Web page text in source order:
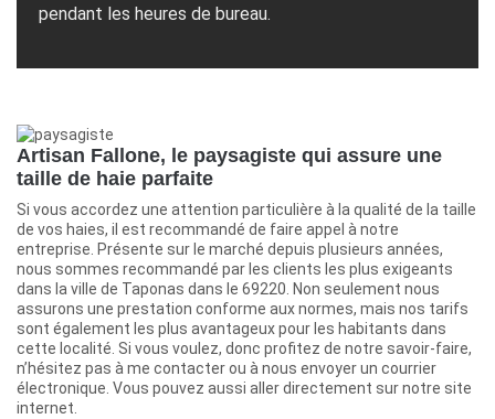
pendant les heures de bureau.
Artisan Fallone, le paysagiste qui assure une
taille de haie parfaite
Si vous accordez une attention particulière à la qualité de la taille
de vos haies, il est recommandé de faire appel à notre
entreprise. Présente sur le marché depuis plusieurs années,
nous sommes recommandé par les clients les plus exigeants
dans la ville de Taponas dans le 69220. Non seulement nous
assurons une prestation conforme aux normes, mais nos tarifs
sont également les plus avantageux pour les habitants dans
cette localité. Si vous voulez, donc profitez de notre savoir-faire,
n’hésitez pas à me contacter ou à nous envoyer un courrier
électronique. Vous pouvez aussi aller directement sur notre site
internet.